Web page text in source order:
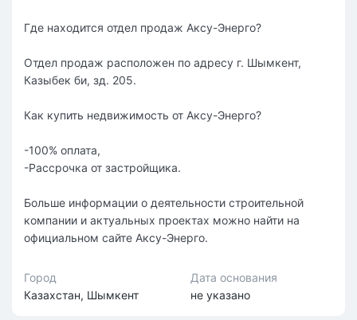
Где находится отдел продаж Аксу-Энерго?
Отдел продаж расположен по адресу г. Шымкент,
Казыбек би, зд. 205.
Как купить недвижимость от Аксу-Энерго?
-100% оплата,
-Рассрочка от застройщика.
Больше информации о деятельности строительной
компании и актуальных проектах можно найти на
официальном сайте Аксу-Энерго.
Город
Казахстан, Шымкент
Дата основания
не указано